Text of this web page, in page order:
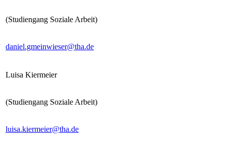
(Studiengang Soziale Arbeit)
daniel.gmeinwieser@tha.de
Luisa Kiermeier
(Studiengang Soziale Arbeit)
luisa.kiermeier@tha.de